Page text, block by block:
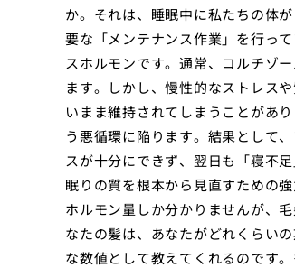
か。それは、睡眠中に私たちの体
要な「メンテナンス作業」を行っ
スホルモンです。通常、コルチゾ
ます。しかし、慢性的なストレス
いまま維持されてしまうことがあ
う悪循環に陥ります。結果として
スが十分にできず、翌日も「寝不
眠りの質を根本から見直すための
ホルモン量しか分かりませんが、
なたの髪は、あなたがどれくらい
な数値として教えてくれるのです